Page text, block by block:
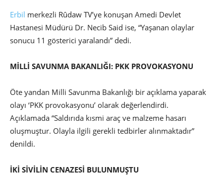
Erbil merkezli Rûdaw TV’ye konuşan Amedi Devlet
Hastanesi Müdürü Dr. Necib Said ise, “Yaşanan olaylar
sonucu 11 gösterici yaralandı” dedi.
MİLLİ SAVUNMA BAKANLIĞI: PKK PROVOKASYONU
Öte yandan Milli Savunma Bakanlığı bir açıklama yaparak
olayı ‘PKK provokasyonu’ olarak değerlendirdi.
Açıklamada “Saldırıda kısmi araç ve malzeme hasarı
oluşmuştur. Olayla ilgili gerekli tedbirler alınmaktadır”
denildi.
İKİ SİVİLİN CENAZESİ BULUNMUŞTU